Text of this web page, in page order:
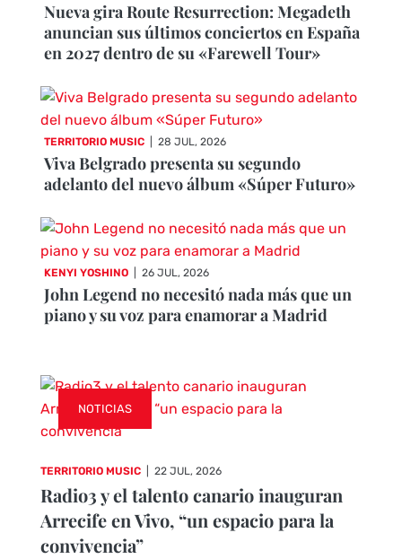
Nueva gira Route Resurrection: Megadeth
anuncian sus últimos conciertos en España
en 2027 dentro de su «Farewell Tour»
TERRITORIO MUSIC 28 JUL, 2026
Viva Belgrado presenta su segundo
adelanto del nuevo álbum «Súper Futuro»
KENYI YOSHINO 26 JUL, 2026
John Legend no necesitó nada más que un
piano y su voz para enamorar a Madrid
NOTICIAS
TERRITORIO MUSIC 22 JUL, 2026
Radio3 y el talento canario inauguran
Arrecife en Vivo, “un espacio para la
convivencia”